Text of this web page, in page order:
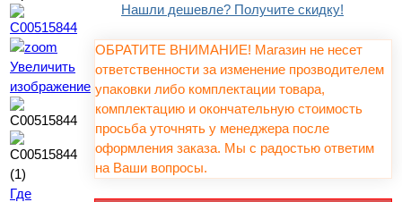
Увеличить
изображение
Где
Нашли дешевле? Получите скидку!
ОБРАТИТЕ ВНИМАНИЕ! Магазин не несет
ответственности за изменение прозводителем
упаковки либо комплектации товара,
комплектацию и окончательную стоимость
просьба уточнять у менеджера после
оформления заказа. Мы с радостью ответим
на Ваши вопросы.